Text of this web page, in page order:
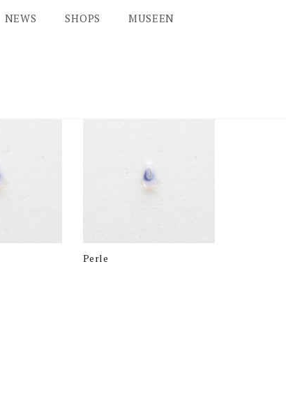
NEWS SHOPS MUSEEN
Perle